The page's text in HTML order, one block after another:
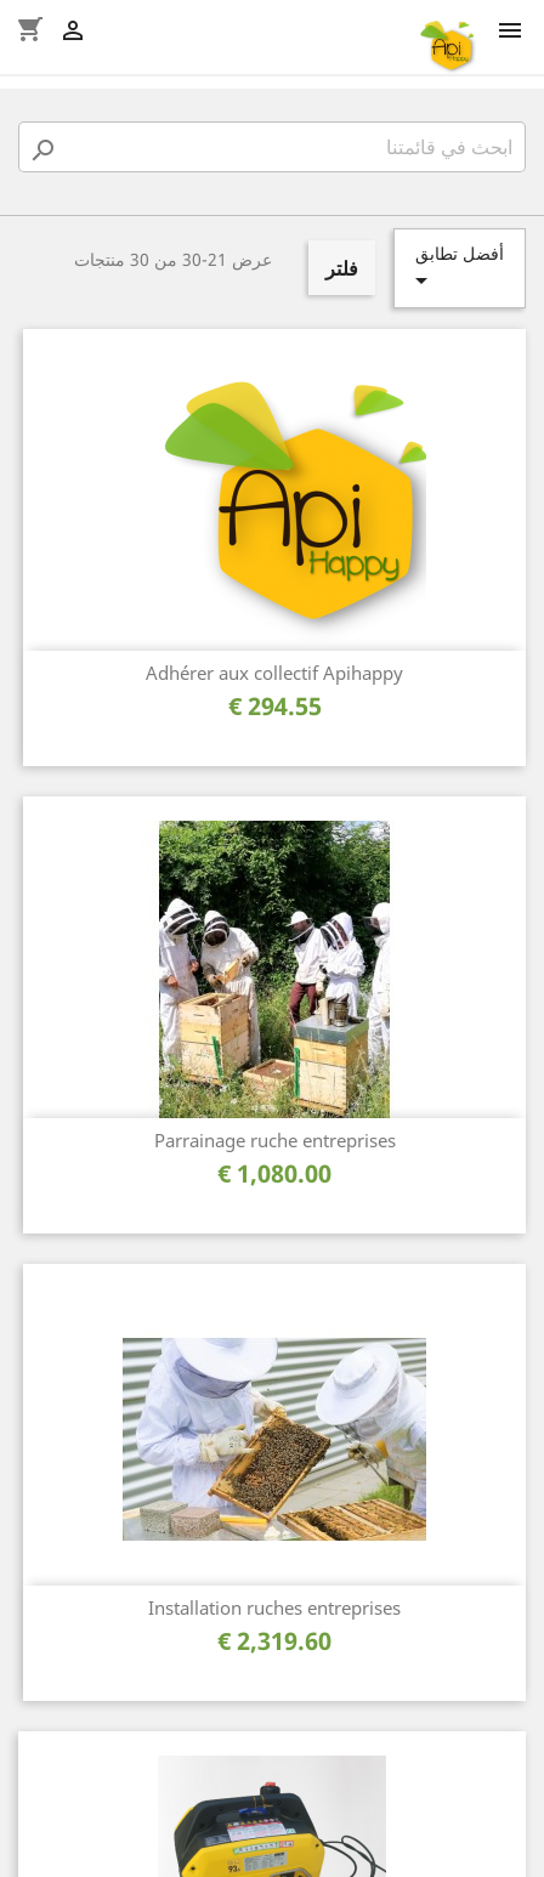

shopping_cart 

أفضل تطابق
 فلتر عرض 21-30 من 30 منتجات
Adhérer aux collectif Apihappy
السعر
294.55 €
Parrainage ruche entreprises
السعر
1,080.00 €
Installation ruches entreprises
السعر
2,319.60 €